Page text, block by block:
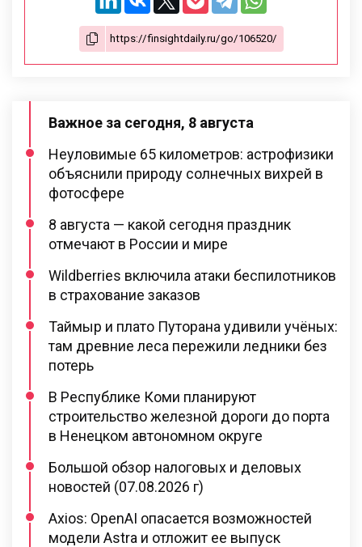
Важное за сегодня, 8 августа
Неуловимые 65 километров: астрофизики
объяснили природу солнечных вихрей в
фотосфере
8 августа — какой сегодня праздник
отмечают в России и мире
Wildberries включила атаки беспилотников
в страхование заказов
Таймыр и плато Путорана удивили учёных:
там древние леса пережили ледники без
потерь
В Республике Коми планируют
строительство железной дороги до порта
в Ненецком автономном округе
Большой обзор налоговых и деловых
новостей (07.08.2026 г)
Axios: OpenAI опасается возможностей
модели Astra и отложит ее выпуск